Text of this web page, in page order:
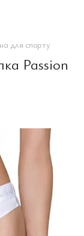
для спорту
Passion